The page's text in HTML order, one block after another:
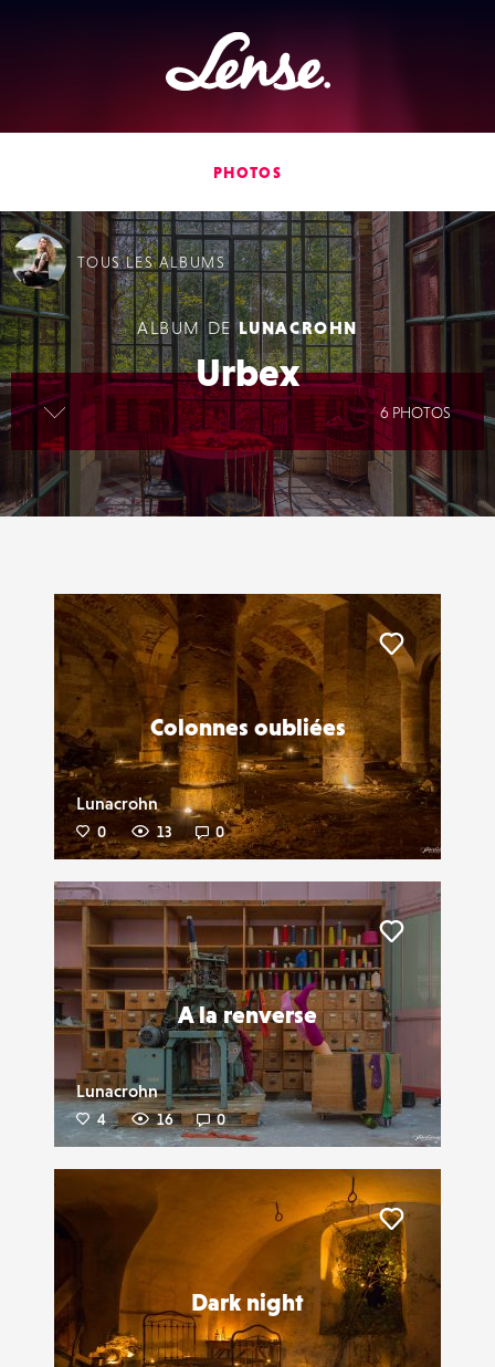
Lense
PHOTOS
ALBUM DELUNACROHN
Urbex
lire la suite
6 PHOTOS
TOUSLES ALBUMS
Colonnes oubliées
Lunacrohn
0 13 0
Liker
A la renverse
Lunacrohn
4 16 0
Dark night